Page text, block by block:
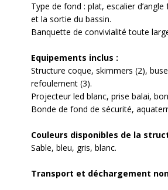
Type de fond : plat, escalier d’angle
et la sortie du bassin.
Banquette de convivialité toute
Equipements inclus :
Structure coque, skimmers (2),
refoulement (3).
Projecteur led blanc, prise balai,
Bonde de fond de sécurité,
Couleurs disponibles de la
Sable, bleu, gris, blanc.
Transport et déchargement